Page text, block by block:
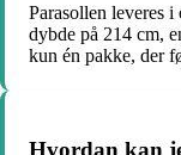
Parasollen leveres i
dybde på 214 cm,
kun én pakke, der
Hvordan kan